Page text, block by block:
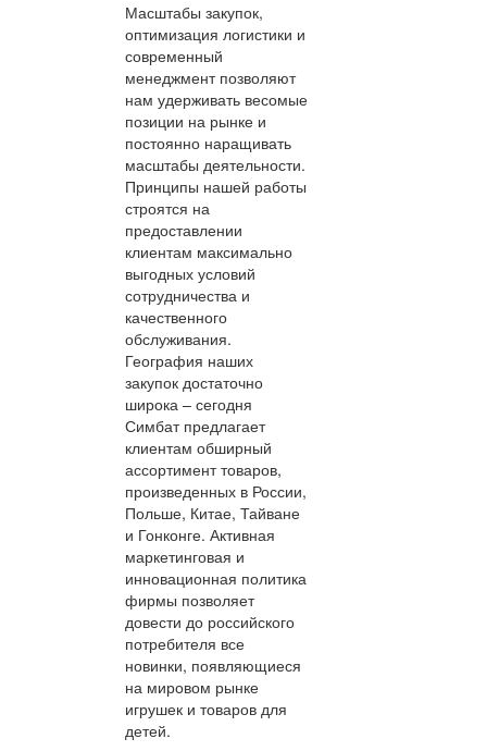
Масштабы закупок,
оптимизация логистики и
современный
менеджмент позволяют
нам удерживать весомые
позиции на рынке и
постоянно наращивать
масштабы деятельности.
Принципы нашей работы
строятся на
предоставлении
клиентам максимально
выгодных условий
сотрудничества и
качественного
обслуживания.
География наших
закупок достаточно
широка – сегодня
Симбат предлагает
клиентам обширный
ассортимент товаров,
произведенных в России,
Польше, Китае, Тайване
и Гонконге. Активная
маркетинговая и
инновационная политика
фирмы позволяет
довести до российского
потребителя все
новинки, появляющиеся
на мировом рынке
игрушек и товаров для
детей.